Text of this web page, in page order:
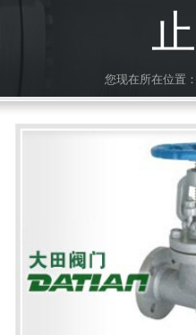
您现在所在位置：